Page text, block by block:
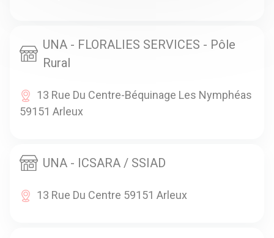
UNA - FLORALIES SERVICES - Pôle
Rural
13 Rue Du Centre-Béquinage Les Nymphéas
59151 Arleux
UNA - ICSARA / SSIAD
13 Rue Du Centre 59151 Arleux